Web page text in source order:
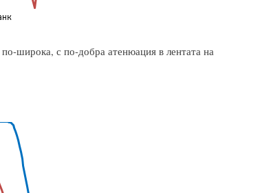
широка, с по-добра атенюация в лентата на